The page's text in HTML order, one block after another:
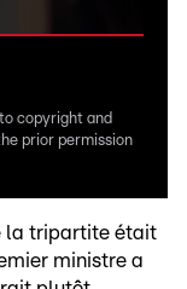
copyright and
prior permission
la tripartite était
ministre a